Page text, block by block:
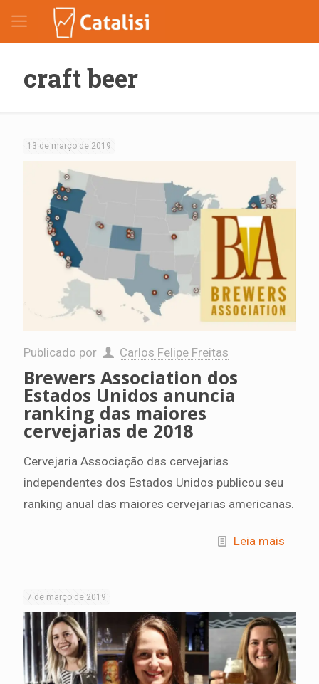
craft beer
13 de março de 2019
Publicado por Carlos Felipe Freitas
Brewers Association dos
Estados Unidos anuncia
ranking das maiores
cervejarias de 2018
Cervejaria Associação das cervejarias
independentes dos Estados Unidos publicou seu
ranking anual das maiores cervejarias americanas.
Leia mais
7 de março de 2019